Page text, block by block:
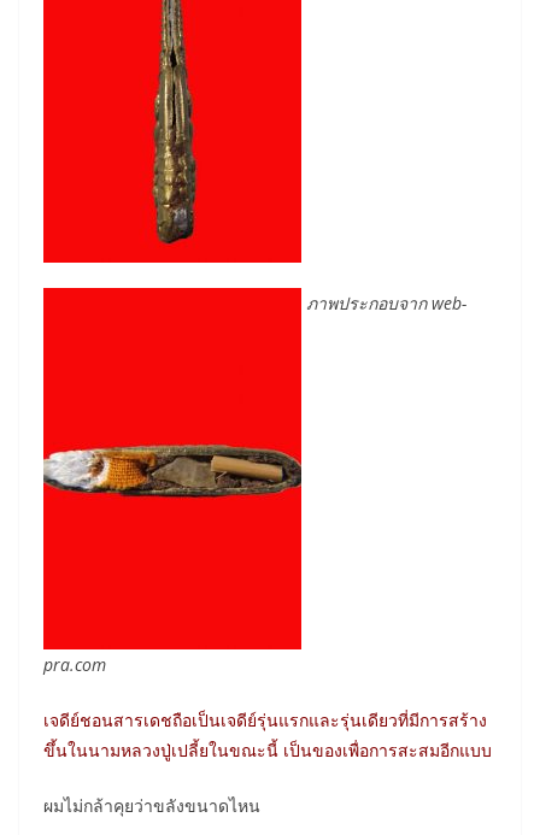
ภาพประกอบจาก web-
pra.com
เจดีย์ชอนสารเดชถือเป็นเจดีย์รุ่นแรกและรุ่นเดียวที่มีการสร้าง
ขึ้นในนามหลวงปู่เปลี้ยในขณะนี้ เป็นของเพื่อการสะสมอีกแบบ
ผมไม่กล้าคุยว่าขลังขนาดไหน